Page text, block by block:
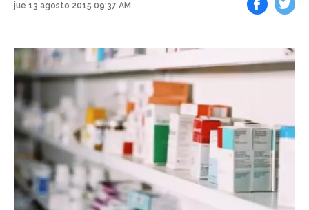
jue 13 agosto 2015 09:37 AM